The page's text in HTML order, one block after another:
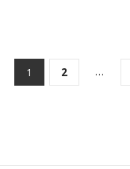
1 2 …